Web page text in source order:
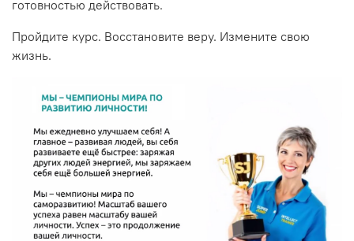
готовностью действовать.
Пройдите курс. Восстановите веру. Измените свою
жизнь.